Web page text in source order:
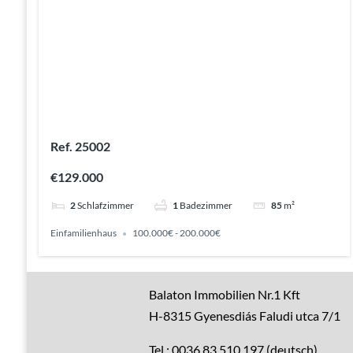
Ref. 25002
€129.000
2Schlafzimmer 1 Badezimmer 85m²
Einfamilienhaus 100.000€ - 200.000€
Balaton Immobilien Nr.1 Kft
H-8315 Gyenesdiás Faludi utca 7/1
Tel.: 0036 83 510 197 (deutsch)